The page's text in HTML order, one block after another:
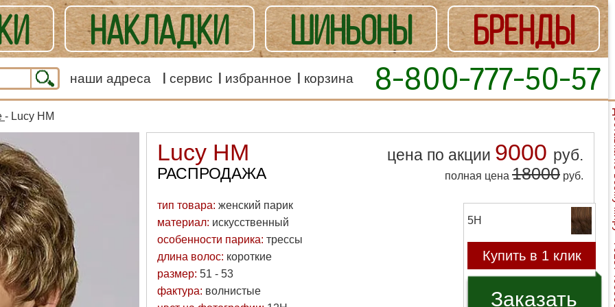
НАКЛАДКИ ШИНЬОНЫ БРЕНДЫ
наши адреса сервис избранное корзина 8-800-777-50-57
- Lucy HM
Lucy HM
РАСПРОДАЖА
цена по акции 9000 руб.
полная цена 18000 руб.
тип товара: женский парик
материал: искусственный
особенности парика: трессы
длина волос: короткие
размер: 51 - 53
фактура: волнистые
5H
Купить в 1 клик
Заказать